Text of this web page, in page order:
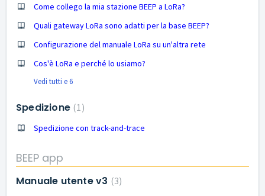
Come collego la mia stazione BEEP a LoRa?
Quali gateway LoRa sono adatti per la base BEEP?
Configurazione del manuale LoRa su un'altra rete
Cos'è LoRa e perché lo usiamo?
Vedi tutti e 6
Spedizione 1
Spedizione con track-and-trace
BEEP app
Manuale utente v3 3